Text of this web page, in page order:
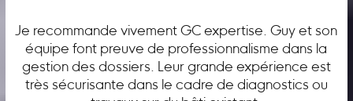
Je recommande vivement GC expertise. Guy et son
équipe font preuve de professionnalisme dans la
gestion des dossiers. Leur grande expérience est
très sécurisante dans le cadre de diagnostics ou